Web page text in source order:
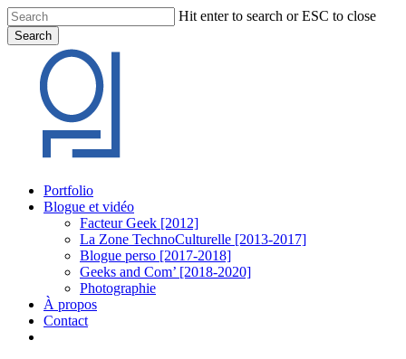
Skip
to
main
content
Hit enter to search or ESC to close
Search
Search
Menu
Portfolio
Blogue et vidéo
Facteur Geek [2012]
La Zone TechnoCulturelle [2013-2017]
Blogue perso [2017-2018]
Geeks and Com’ [2018-2020]
Photographie
À propos
Contact